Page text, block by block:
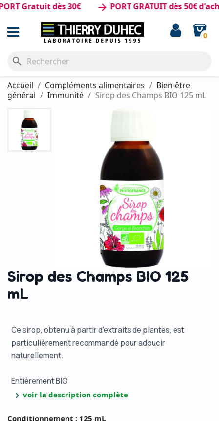
Gratuit dès 30€ PORT GRATUIT dès 50€ d'achat
0
search
Accueil Compléments alimentaires
Bien-être
général
Immunité Sirop des Champs BIO 125 mL
Sirop des Champs BIO 125
mL
Ce sirop, obtenu à partir d’extraits de plantes, est
particulièrement recommandé pour adoucir
naturellement.
Entièrement BIO
chevron_right voir la description complète
Conditionnement : 125 mL